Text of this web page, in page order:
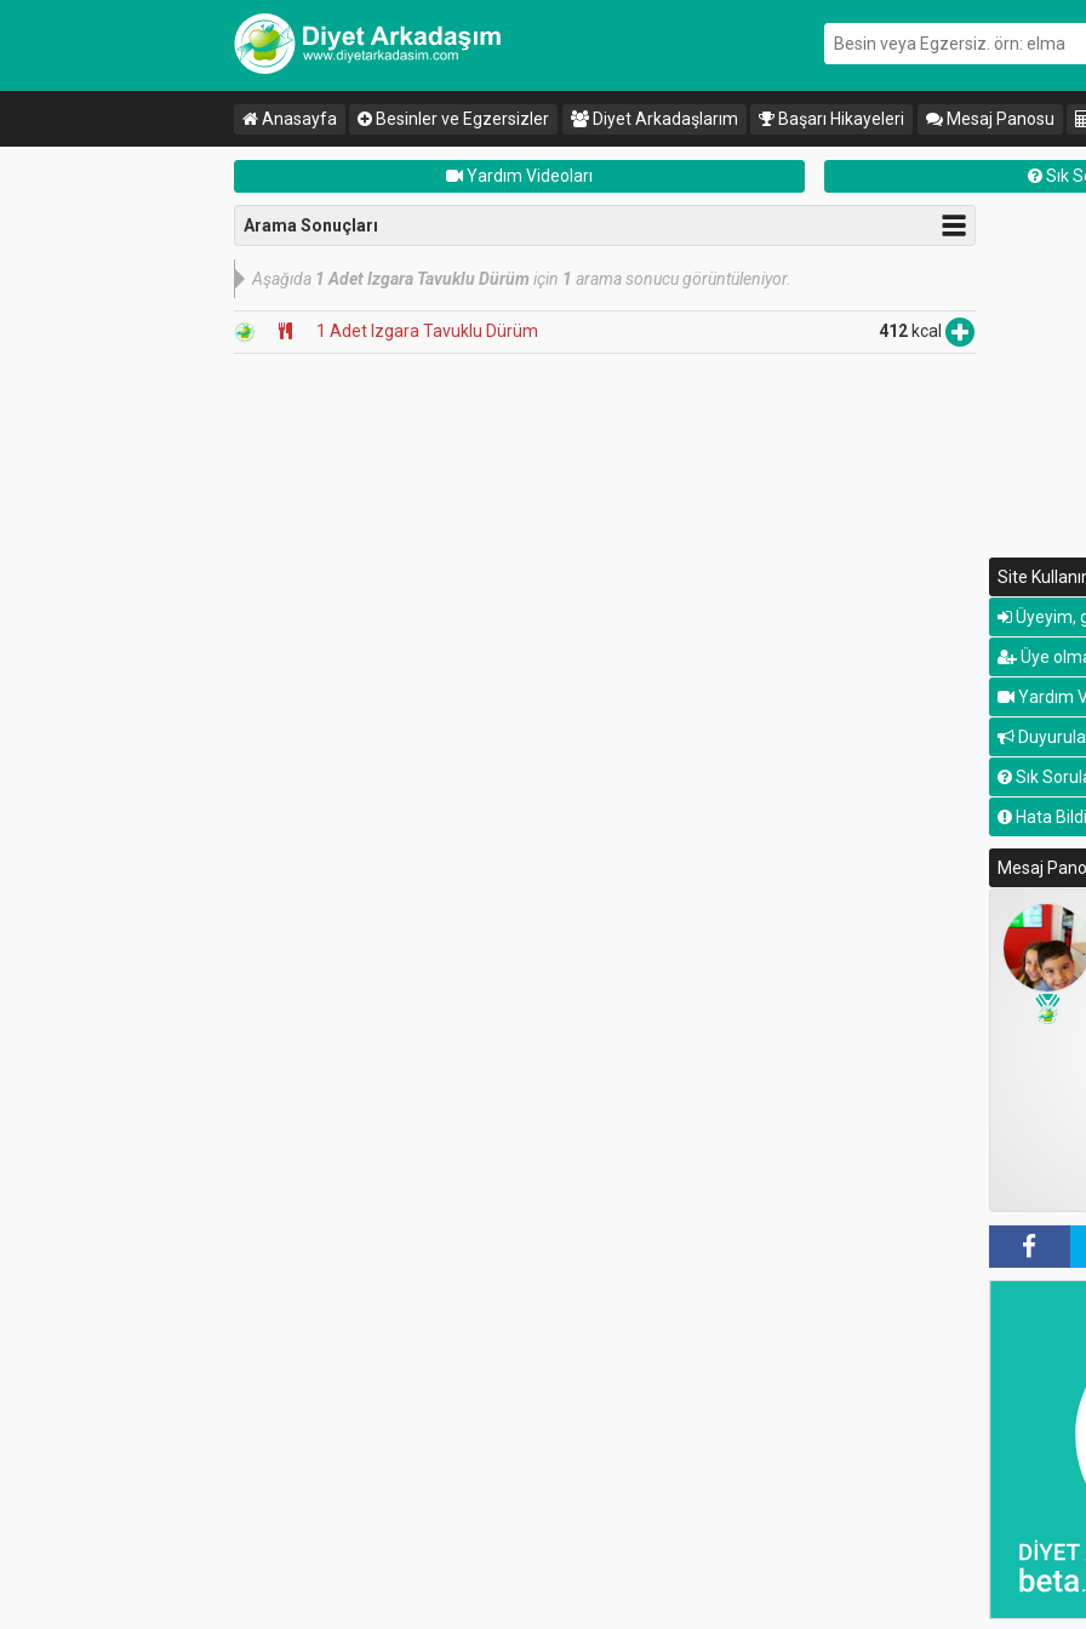
Anasayfa Besinler ve Egzersizler Diyet Arkadaşlarım Başarı Hikayeleri Mesaj Panosu
Yardım Videoları Sık
Arama Sonuçları
Aşağıda 1 Adet Izgara Tavuklu Dürüm için 1 arama sonucu görüntüleniyor.
1 Adet Izgara Tavuklu Dürüm 412 kcal
Site
Üyeyim,
Üye
Yardım
Sık
Hata
Mesaj